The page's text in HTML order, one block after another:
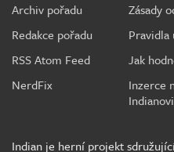
Archiv pořadu
Redakce pořadu
RSS Atom Feed
NerdFix
Zásady
Pravidla
Jak
Inzerce
Indianovi
Indian je herní projekt